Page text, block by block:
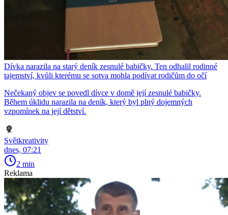
Dívka narazila na starý deník zesnulé babičky. Ten odhalil rodinné
tajemství, kvůli kterému se sotva mohla podívat rodičům do očí
Nečekaný objev se povedl dívce v domě její zesnulé babičky.
Během úklidu narazila na deník, který byl plný dojemných
vzpomínek na její dětství.
Světkreativity
dnes, 07:21
2 min
Reklama